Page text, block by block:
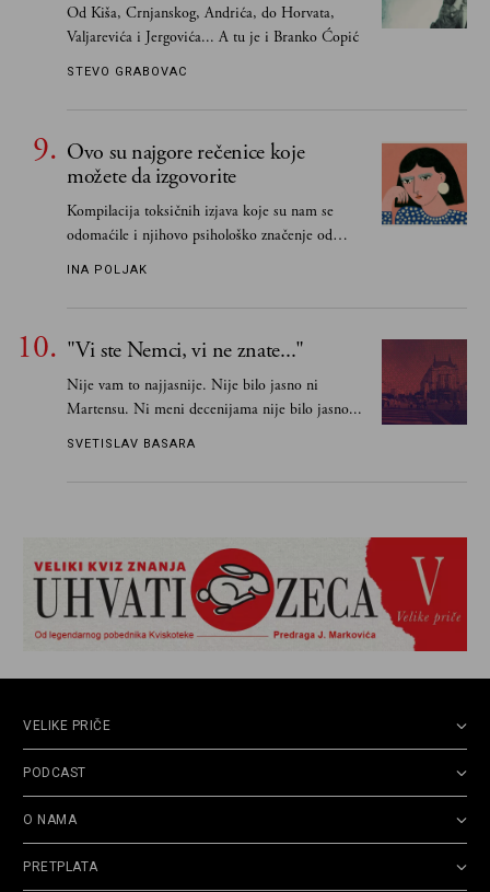
Od Kiša, Crnjanskog, Andrića, do Horvata,
Valjarevića i Jergovića... A tu je i Branko Ćopić
STEVO GRABOVAC
Ovo su najgore rečenice koje
možete da izgovorite
Kompilacija toksičnih izjava koje su nam se
odomaćile i njihovo psihološko značenje od
INA POLJAK
"Vi ste Nemci, vi ne znate..."
Nije vam to najjasnije. Nije bilo jasno ni
Martensu. Ni meni decenijama nije bilo jasno...
SVETISLAV BASARA
VELIKE PRIČE
PODCAST
O NAMA
PRETPLATA